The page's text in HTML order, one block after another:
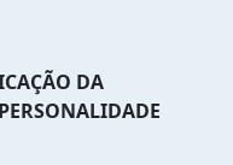
DA